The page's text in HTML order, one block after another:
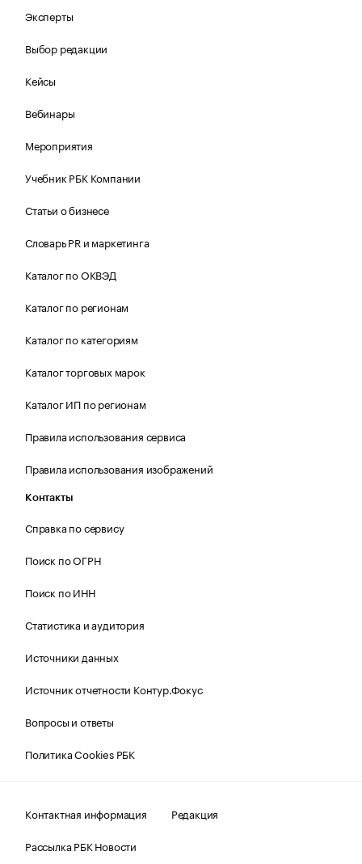
Эксперты
Выбор редакции
Кейсы
Вебинары
Мероприятия
Учебник РБК Компании
Статьи о бизнесе
Словарь PR и маркетинга
Каталог по ОКВЭД
Каталог по регионам
Каталог по категориям
Каталог торговых марок
Каталог ИП по регионам
Правила использования сервиса
Правила использования изображений
Контакты
Справка по сервису
Поиск по ОГРН
Поиск по ИНН
Статистика и аудитория
Источники данных
Источник отчетности Контур.Фокус
Вопросы и ответы
Политика Cookies РБК
Контактная информация
Редакция
Рассылка РБК Новости